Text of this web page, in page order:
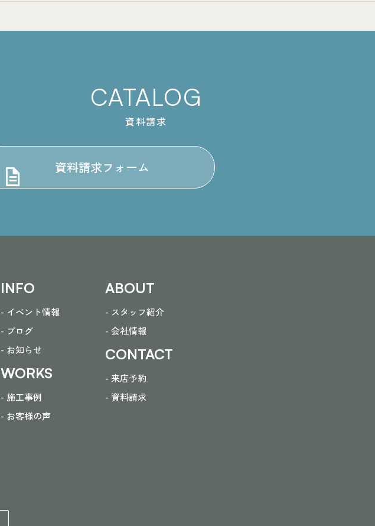
CATALOG
資料請求
資料請求フォーム
INFO
- イベント情報
- ブログ
- お知らせ
WORKS
- 施工事例
- お客様の声
ABOUT
- スタッフ紹介
- 会社情報
CONTACT
- 来店予約
- 資料請求